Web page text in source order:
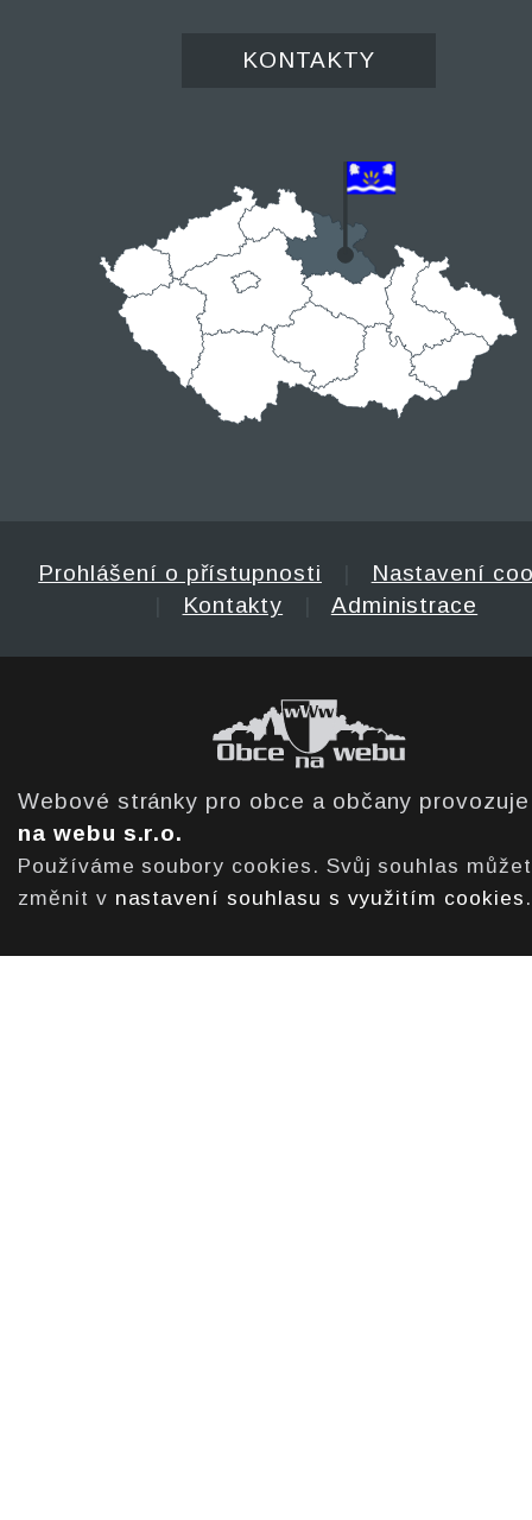
KONTAKTY
Prohlášení o přístupnosti
Nastavení
Kontakty Administrace
Webové stránky pro obce a občany
na webu s.r.o.
Používáme soubory cookies. Svůj souhlas
změnit v nastavení souhlasu s využitím cookies .